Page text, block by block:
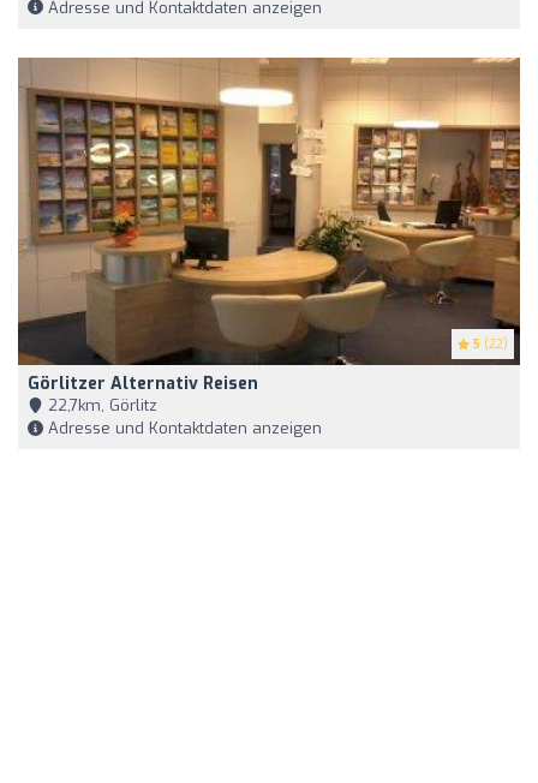
Adresse und Kontaktdaten anzeigen
5 (22)
Görlitzer Alternativ Reisen
22,7km, Görlitz
Adresse und Kontaktdaten anzeigen